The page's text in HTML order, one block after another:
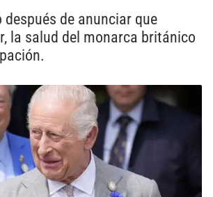
después de anunciar que
la salud del monarca británico